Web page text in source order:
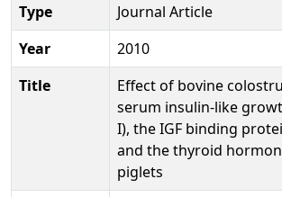
Type
Journal Article
Year
2010
Title
Effect of bovine
serum insulin-like
I), the IGF binding
and the thyroid
piglets